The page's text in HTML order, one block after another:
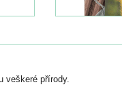
veškeré přírody.